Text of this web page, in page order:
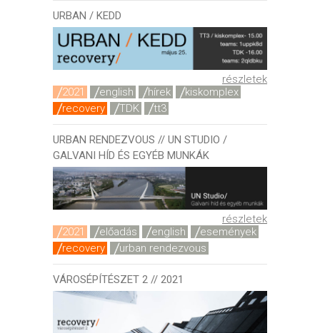
URBAN / KEDD
részletek
2021
english hírek
kiskomplex
recovery
TDK tt3
URBAN RENDEZVOUS // UN STUDIO /
GALVANI HÍD ÉS EGYÉB MUNKÁK
részletek
2021
előadás english
események
recovery
urban rendezvous
VÁROSÉPÍTÉSZET 2 // 2021